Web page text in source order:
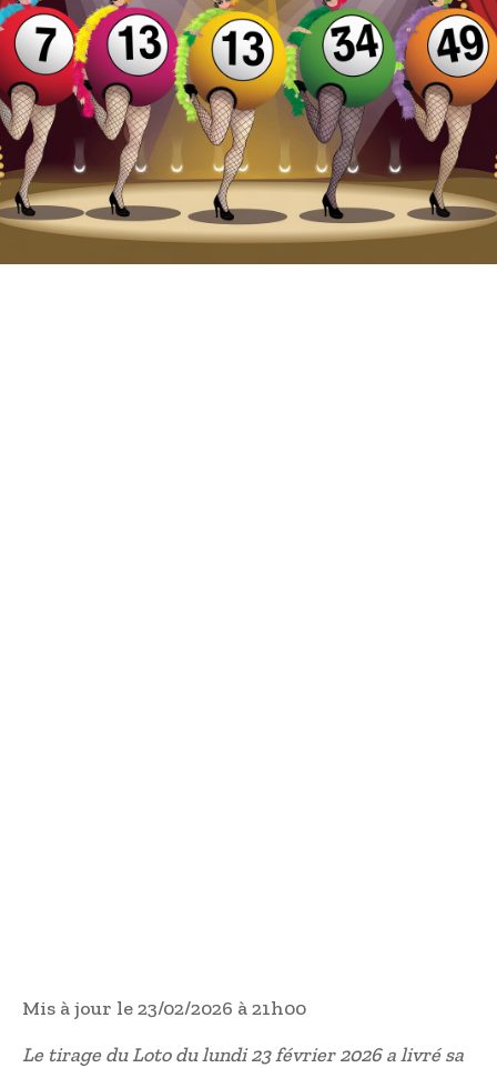
Mis à jour le 23/02/2026 à 21h00
Le tirage du Loto du lundi 23 février 2026 a livré sa